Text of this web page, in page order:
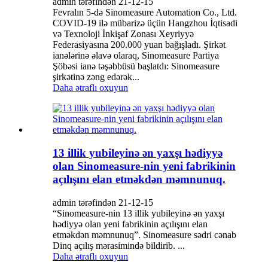
Fevralın 5-də Sinomeasure Automation Co., Ltd.
COVID-19 ilə mübarizə üçün Hangzhou İqtisadi
və Texnoloji İnkişaf Zonası Xeyriyyə
Federasiyasına 200.000 yuan bağışladı. Şirkət
ianələrinə əlavə olaraq, Sinomeasure Partiya
Şöbəsi ianə təşəbbüsü başlatdı: Sinomeasure
şirkətinə zəng edərək...
Daha ətraflı oxuyun
13 illik yubileyinə ən yaxşı hədiyyə
olan Sinomeasure-nin yeni fabrikinin
açılışını elan etməkdən məmnunuq.
admin tərəfindən 21-12-15
“Sinomeasure-nin 13 illik yubileyinə ən yaxşı
hədiyyə olan yeni fabrikinin açılışını elan
etməkdən məmnunuq”. Sinomeasure sədri cənab
Dinq açılış mərasimində bildirib. ...
Daha ətraflı oxuyun